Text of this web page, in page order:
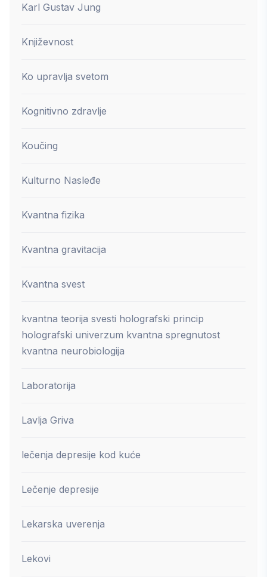
Karl Gustav Jung
Književnost
Ko upravlja svetom
Kognitivno zdravlje
Koučing
Kulturno Nasleđe
Kvantna fizika
Kvantna gravitacija
Kvantna svest
kvantna teorija svesti holografski princip
holografski univerzum kvantna spregnutost
kvantna neurobiologija
Laboratorija
Lavlja Griva
lečenja depresije kod kuće
Lečenje depresije
Lekarska uverenja
Lekovi